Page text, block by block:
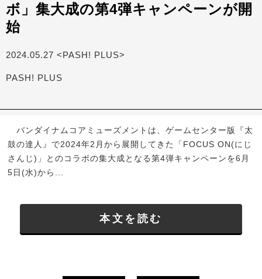
ボ」集大成の第4弾キャンペーンが開
始
2024.05.27 <PASH! PLUS>
PASH! PLUS
バンダイナムコアミューズメントは、ゲームセンター版『太
鼓の達人』で2024年2月から展開してきた「FOCUS ON(にじ
さんじ)」とのコラボの集大成となる第4弾キャンペーンを6月
5日(水)から...
本文を読む